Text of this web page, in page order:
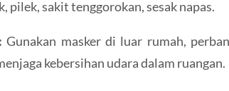
pilek, sakit tenggorokan, sesak napas.
Gunakan masker di luar rumah,
kebersihan udara dalam ruangan.